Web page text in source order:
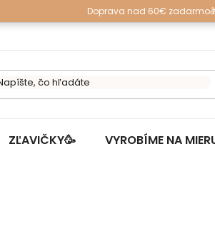
Doprava nad 60€
ZĽAVIČKY🥳 VYROBÍME NA